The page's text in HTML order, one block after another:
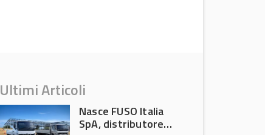
Ultimi Articoli
Nasce FUSO Italia
SpA, distributore